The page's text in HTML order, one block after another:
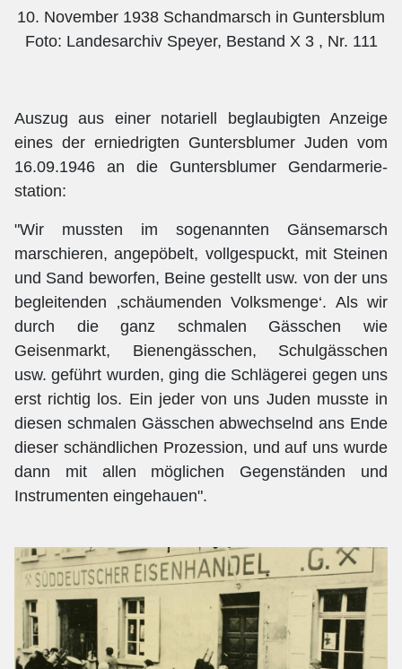
10. November 1938 Schandmarsch in Guntersblum
Foto: Landesarchiv Speyer, Bestand X 3 , Nr. 111
Auszug aus einer notariell beglaubigten Anzeige
eines der erniedrigten Guntersblumer Juden vom
16.09.1946 an die Guntersblumer Gendarmerie-
station:
"Wir mussten im sogenannten Gänsemarsch
marschieren, angepöbelt, vollgespuckt, mit Steinen
und Sand beworfen, Beine gestellt usw. von der uns
begleitenden ‚schäumenden Volksmenge‘. Als wir
durch die ganz schmalen Gässchen wie
Geisenmarkt, Bienengässchen, Schulgässchen
usw. geführt wurden, ging die Schlägerei gegen uns
erst richtig los. Ein jeder von uns Juden musste in
diesen schmalen Gässchen abwechselnd ans Ende
dieser schändlichen Prozession, und auf uns wurde
dann mit allen möglichen Gegenständen und
Instrumenten eingehauen".